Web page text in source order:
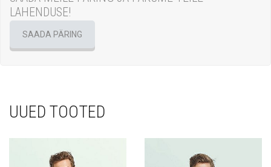
LAHENDUSE!
SAADA PÄRING
UUED TOOTED